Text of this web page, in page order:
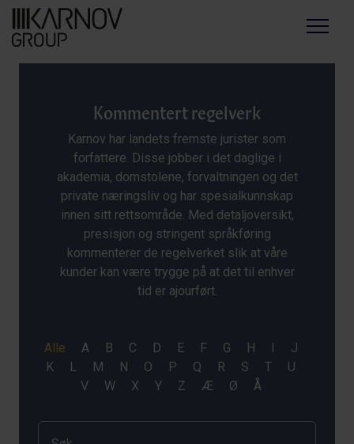
Menu
Kommentert regelverk
Karnov har landets fremste jurister som
forfattere. Disse jobber i det daglige i
akademia, domstolene, forvaltningen og det
private næringsliv og har spesialkunnskap
innen sitt rettsområde. Med detaljoversikt,
presisjon og stringent språkføring
kommenterer de regelverket slik at våre
kunder kan være trygge på at det til enhver
tid er ajourført.